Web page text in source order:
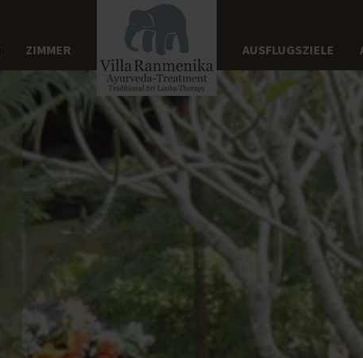
ZIMMER AUSFLUGSZIELE